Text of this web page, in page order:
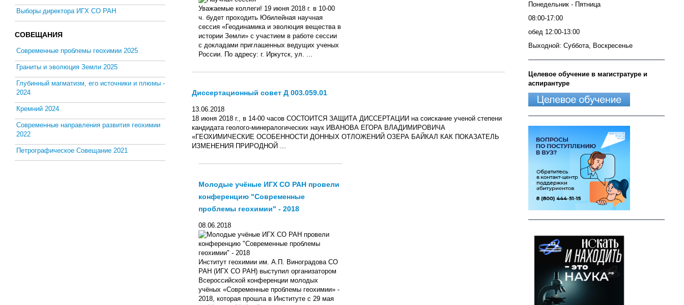
Выборы директора ИГХ СО РАН
СОВЕЩАНИЯ
Современные проблемы геохимии 2025
Граниты и эволюция Земли 2025
Глубинный магматизм, его источники и плюмы -
2024
Кремний 2024
Современные направления развития геохимии
2022
Петрографическое Совещание 2021
Уважаемые коллеги! 19 июня 2018 г. в 10-00
ч. будет проходить Юбилейная научная
сессия «Геодинамика и эволюция вещества в
истории Земли» с участием в работе сессии
с докладами приглашенных ведущих ученых
России. По адресу: г. Иркутск, ул. ...
Диссертационный совет Д 003.059.01
13.06.2018
18 июня 2018 г., в 14-00 часов СОСТОИТСЯ ЗАЩИТА ДИССЕРТАЦИИ на соискание ученой степени
кандидата геолого-минералогических наук ИВАНОВА ЕГОРА ВЛАДИМИРОВИЧА
«ГЕОХИМИЧЕСКИЕ ОСОБЕННОСТИ ДОННЫХ ОТЛОЖЕНИЙ ОЗЕРА БАЙКАЛ КАК ПОКАЗАТЕЛЬ
ИЗМЕНЕНИЯ ПРИРОДНОЙ ...
Молодые учёные ИГХ СО РАН провели
конференцию "Современные
проблемы геохимии" - 2018
08.06.2018
Институт геохимии им. А.П. Виноградова СО
РАН (ИГХ СО РАН) выступил организатором
Всероссийской конференции молодых
учёных «Современные проблемы геохимии» -
2018, которая прошла в Институте с 29 мая
Понедельник - Пятница
08:00-17:00
обед 12:00-13:00
Выходной: Суббота, Воскресенье
Целевое обучение в магистратуре и
аспирантуре